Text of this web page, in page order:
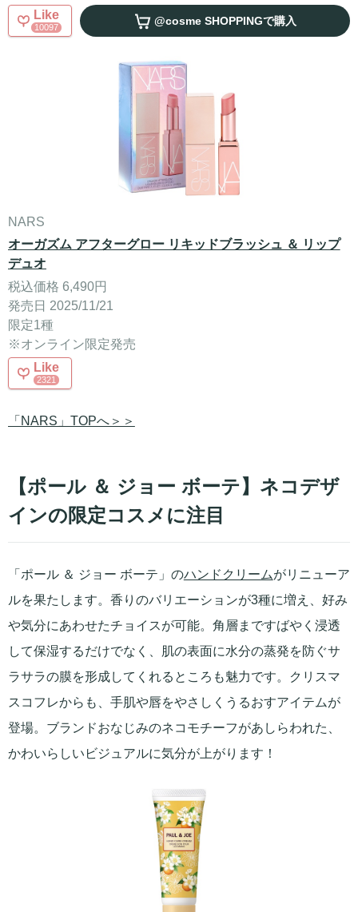
Like
10097 @cosme SHOPPINGで購入
NARS
オーガズム アフターグロー リキッドブラッシュ ＆ リップ
デュオ
税込価格 6,490円
発売日 2025/11/21
限定1種
※オンライン限定発売
Like
2321
「NARS」TOPへ＞＞
【ポール ＆ ジョー ボーテ】ネコデザ
インの限定コスメに注目
「ポール ＆ ジョー ボーテ」のハンドクリームがリニューア
ルを果たします。香りのバリエーションが3種に増え、好み
や気分にあわせたチョイスが可能。角層まですばやく浸透
して保湿するだけでなく、肌の表面に水分の蒸発を防ぐサ
ラサラの膜を形成してくれるところも魅力です。クリスマ
スコフレからも、手肌や唇をやさしくうるおすアイテムが
登場。ブランドおなじみのネコモチーフがあしらわれた、
かわいらしいビジュアルに気分が上がります！